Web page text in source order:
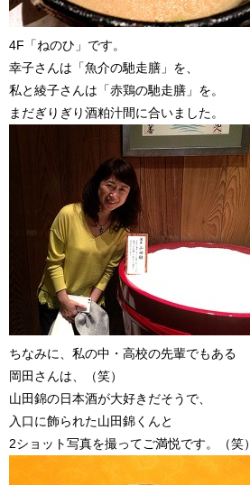
4F「ねのひ」です。
幸子さんは「魚介の馳走膳」を、
私と綾子さんは「赤鶏の馳走膳」を。
まだぎりぎり酒粕汁間に合いました。
ちなみに、私の中・高校の先輩でもある
岡田さんは、（笑）
山田錦の日本酒が大好きだそうで、
入口に飾られた山田錦くんと
2ショット写真を撮ってご満悦です。（笑）